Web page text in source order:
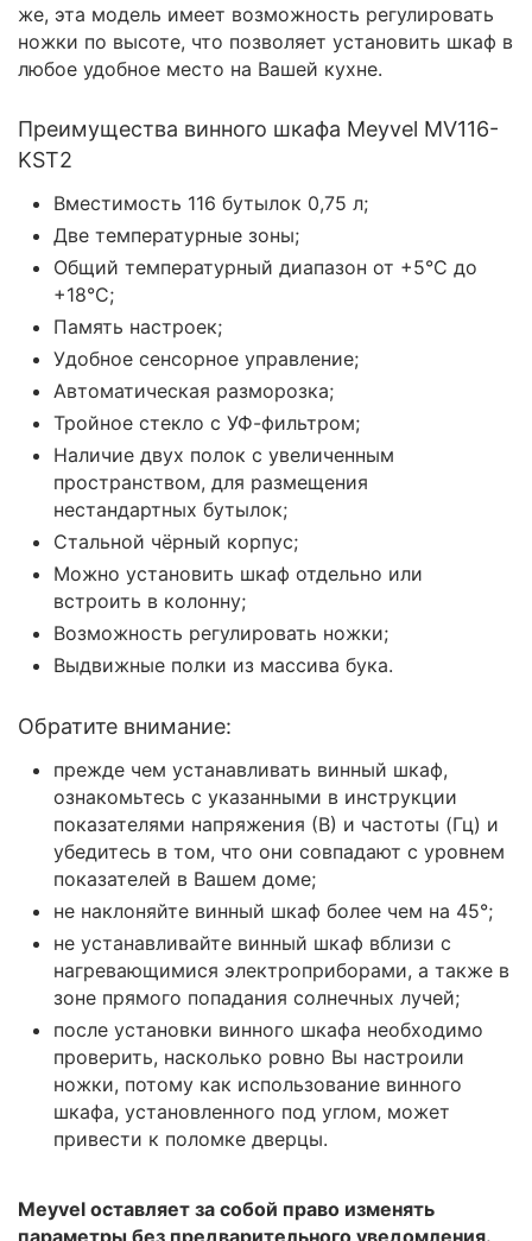
же, эта модель имеет возможность регулировать
ножки по высоте, что позволяет установить шкаф в
любое удобное место на Вашей кухне.
Преимущества винного шкафа Meyvel MV116-
KST2
Вместимость 116 бутылок 0,75 л;
Две температурные зоны;
Общий температурный диапазон от +5°C до
+18°C;
Память настроек;
Удобное сенсорное управление;
Автоматическая разморозка;
Тройное стекло с УФ-фильтром;
Наличие двух полок с увеличенным
пространством, для размещения
нестандартных бутылок;
Стальной чёрный корпус;
Можно установить шкаф отдельно или
встроить в колонну;
Возможность регулировать ножки;
Выдвижные полки из массива бука.
Обратите внимание:
прежде чем устанавливать винный шкаф,
ознакомьтесь с указанными в инструкции
показателями напряжения (В) и частоты (Гц) и
убедитесь в том, что они совпадают с уровнем
показателей в Вашем доме;
не наклоняйте винный шкаф более чем на 45°;
не устанавливайте винный шкаф вблизи с
нагревающимися электроприборами, а также в
зоне прямого попадания солнечных лучей;
после установки винного шкафа необходимо
проверить, насколько ровно Вы настроили
ножки, потому как использование винного
шкафа, установленного под углом, может
привести к поломке дверцы.
Meyvel оставляет за собой право изменять
параметры без предварительного уведомления.